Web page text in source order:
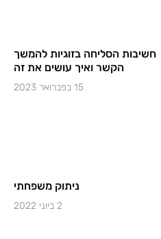
חשיבות הסליחה בזוגיות להמשך
הקשר ואיך עושים את זה
15 בפברואר 2023
ניתוק משפחתי
2 ביוני 2022